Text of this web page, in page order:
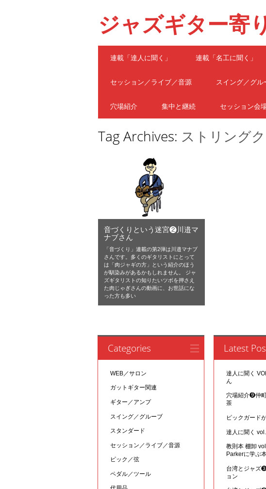
ジャズギター寄
Main menu
連載「達人に聞く」 連載「名工に聞く」
セッション／ライブ／音源 スイング／グル
穴場紹介 集中と継続 セッション会
Tag Archives: ストリング
音づくりという迷宮❷川邉マ
ナブさん
「音づくり」連載の第2弾は川邉マナブ
さんです。多くのギタリストにとって
は「肉ジャギの方」という紹介のほう
が馴染みがあるかもしれません。 ジャ
ズギタリストの知りたいツボを押さえ
た肉じゃぎさんの動画に、お世話にな
った方も多い
Categories
WEB／サロン
ガットギター関連
ギター／アンプ
スイング／グルーブ
スタンダード
セッション／ライブ／音源
ピック／弦
ペダル／ツール
Latest
達人に聞く
ん
穴場紹介❾仲
茶
ピックガード
達人に聞く
教則本 棚卸
Parkerに学ぶ
台湾とジャズ
ョン